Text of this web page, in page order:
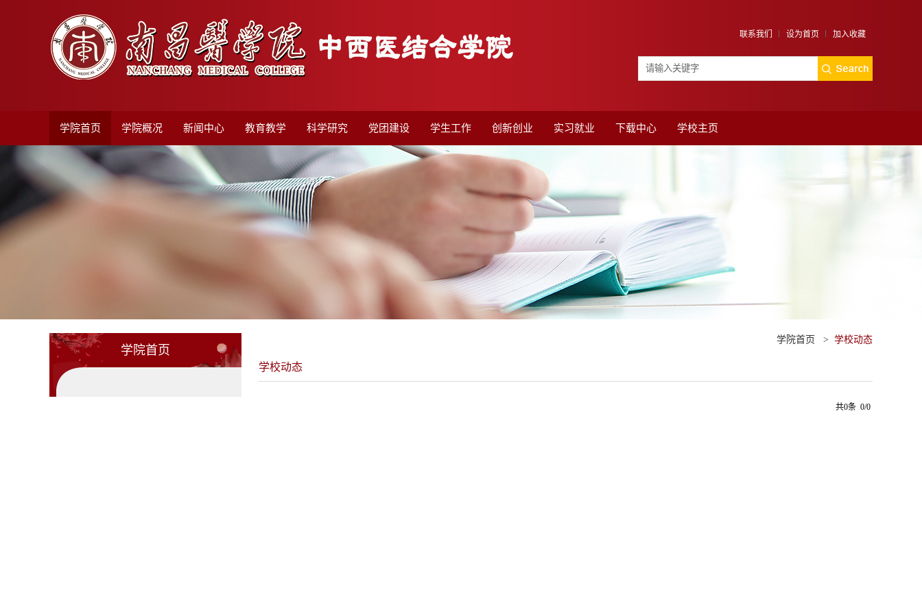
联系我们 设为首页 加入收藏
学院首页 学院概况 新闻中心 教育教学 科学研究 党团建设 学生工作 创新创业 实习就业 下载中心 学校主页
学院首页
学院首页 > 学校动态
学校动态
共0条 0/0